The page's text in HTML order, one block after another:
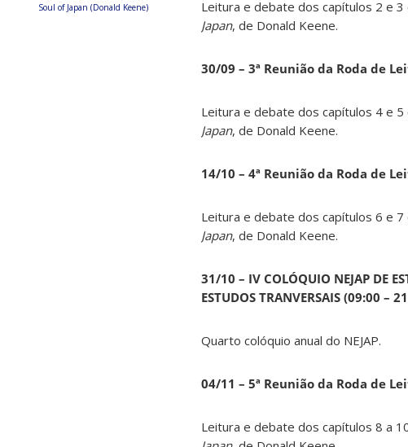
Soul of Japan (Donald Keene)
Leitura e debate dos capítulos 2 e 3
Japan, de Donald Keene.
30/09 – 3ª Reunião da Roda de
Leitura e debate dos capítulos 4 e 5
Japan, de Donald Keene.
14/10 – 4ª Reunião da Roda de
Leitura e debate dos capítulos 6 e 7
Japan, de Donald Keene.
31/10 – IV COLÓQUIO NEJAP DE
ESTUDOS TRANVERSAIS (09:00 –
Quarto colóquio anual do NEJAP.
04/11 – 5ª Reunião da Roda de
Leitura e debate dos capítulos 8 a